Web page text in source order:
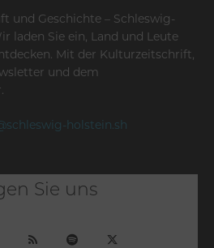
und Geschichte – Schleswig-
laden Sie ein, Land und Leute
Mit der Kulturzeitschrift,
und dem
holstein.sh
Sie uns